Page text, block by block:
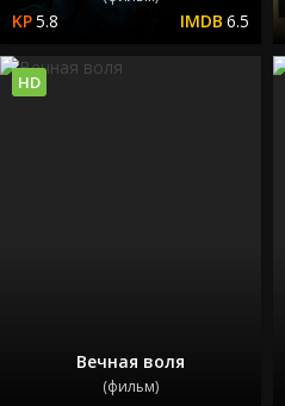
5.8 6.5
Вечная воля
(фильм)
HD